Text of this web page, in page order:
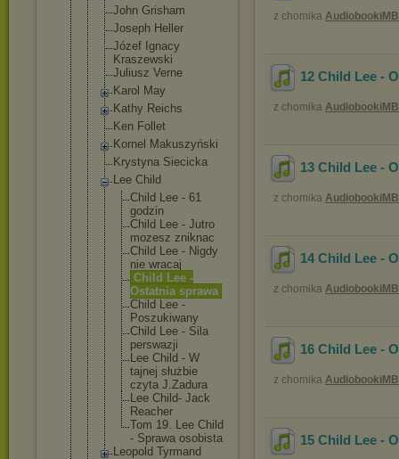
John Grisham
Joseph Heller
Józef Ignacy
Kraszewski
Juliusz Verne
Karol May
Kathy Reichs
Ken Follet
Kornel Makuszyński
Krystyna Siecicka
Lee Child
Child Lee - 61
godzin
Child Lee - Jutro
mozesz zniknac
Child Lee - Nigdy
nie wracaj
Child Lee -
Ostatnia sprawa
Child Lee -
Poszukiwany
Child Lee - Sila
perswazji
Lee Child - W
tajnej służbie
czyta J.Zadura
Lee Child- Jack
Reacher
Tom 19. Lee Child
- Sprawa osobista
Leopold Tyrmand
z chomika AudiobookiMB
12 Child Lee -
z chomika AudiobookiMB
13 Child Lee -
z chomika AudiobookiMB
14 Child Lee -
z chomika AudiobookiMB
16 Child Lee -
z chomika AudiobookiMB
15 Child Lee -